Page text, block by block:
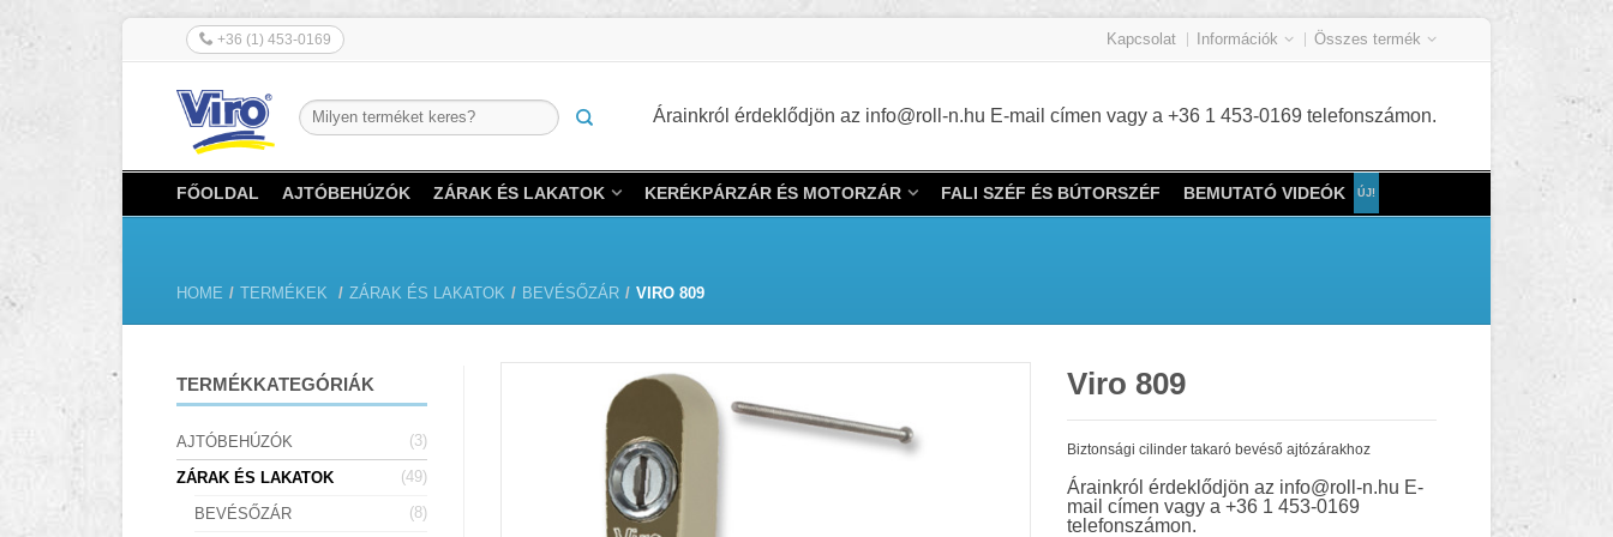
+36 (1) 453-0169 Kapcsolat Információk Összes termék
Árainkról érdeklődjön az info@roll-n.hu E-mail címen vagy a +36 1 453-0169 telefonszámon.
FŐOLDAL AJTÓBEHÚZÓK ZÁRAK ÉS LAKATOK KERÉKPÁRZÁR ÉS MOTORZÁR FALI SZÉF ÉS BÚTORSZÉF BEMUTATÓ VIDEÓK
HOME / TERMÉKEK / ZÁRAK ÉS LAKATOK / BEVÉSŐZÁR / VIRO 809
TERMÉKKATEGÓRIÁK
AJTÓBEHÚZÓK (3)
ZÁRAK ÉS LAKATOK (49)
BEVÉSŐZÁR (8)
Viro 809
Biztonsági cilinder takaró bevéső ajtózárakhoz
Árainkról érdeklődjön az info@roll-n.hu E-
mail címen vagy a +36 1 453-0169
telefonszámon.